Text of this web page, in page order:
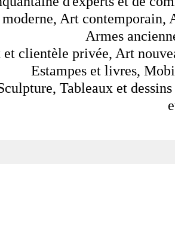
Art contemporain,
Armes
et clientèle privée, Art
Estampes et livres,
Tableaux et